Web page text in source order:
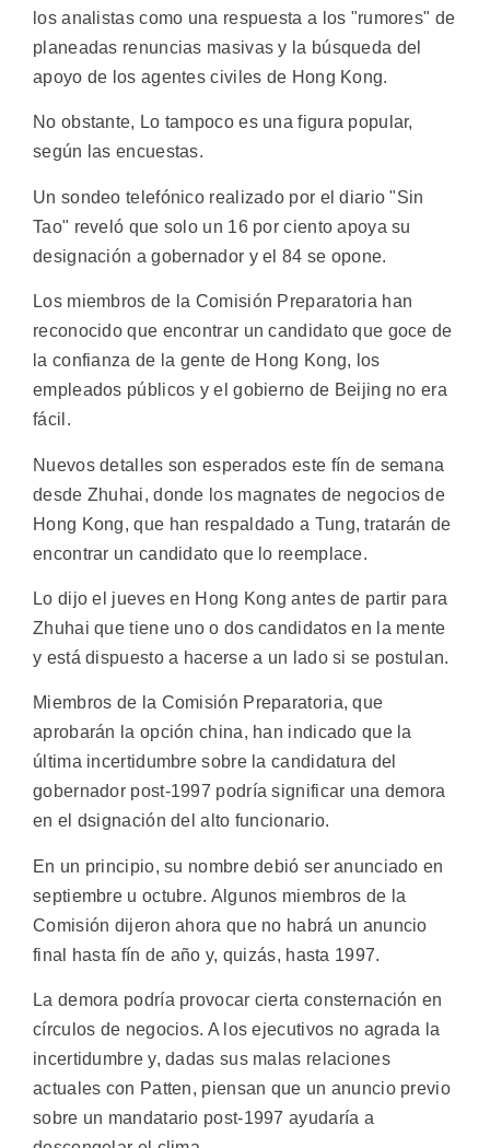
los analistas como una respuesta a los "rumores" de
planeadas renuncias masivas y la búsqueda del
apoyo de los agentes civiles de Hong Kong.
No obstante, Lo tampoco es una figura popular,
según las encuestas.
Un sondeo telefónico realizado por el diario "Sin
Tao" reveló que solo un 16 por ciento apoya su
designación a gobernador y el 84 se opone.
Los miembros de la Comisión Preparatoria han
reconocido que encontrar un candidato que goce de
la confianza de la gente de Hong Kong, los
empleados públicos y el gobierno de Beijing no era
fácil.
Nuevos detalles son esperados este fín de semana
desde Zhuhai, donde los magnates de negocios de
Hong Kong, que han respaldado a Tung, tratarán de
encontrar un candidato que lo reemplace.
Lo dijo el jueves en Hong Kong antes de partir para
Zhuhai que tiene uno o dos candidatos en la mente
y está dispuesto a hacerse a un lado si se postulan.
Miembros de la Comisión Preparatoria, que
aprobarán la opción china, han indicado que la
última incertidumbre sobre la candidatura del
gobernador post-1997 podría significar una demora
en el dsignación del alto funcionario.
En un principio, su nombre debió ser anunciado en
septiembre u octubre. Algunos miembros de la
Comisión dijeron ahora que no habrá un anuncio
final hasta fín de año y, quizás, hasta 1997.
La demora podría provocar cierta consternación en
círculos de negocios. A los ejecutivos no agrada la
incertidumbre y, dadas sus malas relaciones
actuales con Patten, piensan que un anuncio previo
sobre un mandatario post-1997 ayudaría a